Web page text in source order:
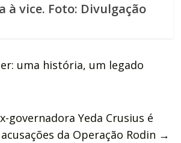
à vice. Foto: Divulgação
uma história, um legado
governadora Yeda Crusius é
da Operação Rodin →